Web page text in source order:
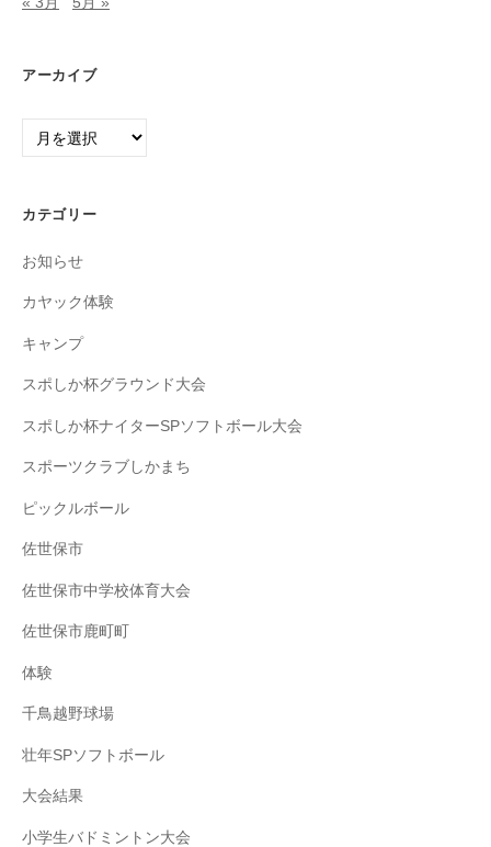
アーカイブ
ア
ブ
カテゴリー
お知らせ
カヤック体験
キャンプ
スポしか杯グラウンド大会
スポしか杯ナイターSPソフトボール大会
スポーツクラブしかまち
ピックルボール
佐世保市
佐世保市中学校体育大会
佐世保市鹿町町
体験
千鳥越野球場
壮年SPソフトボール
大会結果
小学生バドミントン大会